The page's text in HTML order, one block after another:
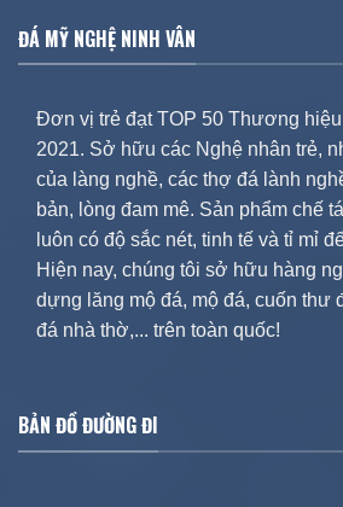
ĐÁ MỸ NGHỆ NINH VÂN
Đơn vị trẻ đạt TOP 50 Thương
2021. Sở hữu các Nghệ nhân trẻ,
của làng nghề, các thợ đá lành
bản, lòng đam mê. Sản phẩm chế
luôn có độ sắc nét, tinh tế và tỉ mỉ
Hiện nay, chúng tôi sở hữu hàng
dựng lăng mộ đá, mộ đá, cuốn thư
đá nhà thờ,... trên toàn quốc!
BẢN ĐỒ ĐƯỜNG ĐI